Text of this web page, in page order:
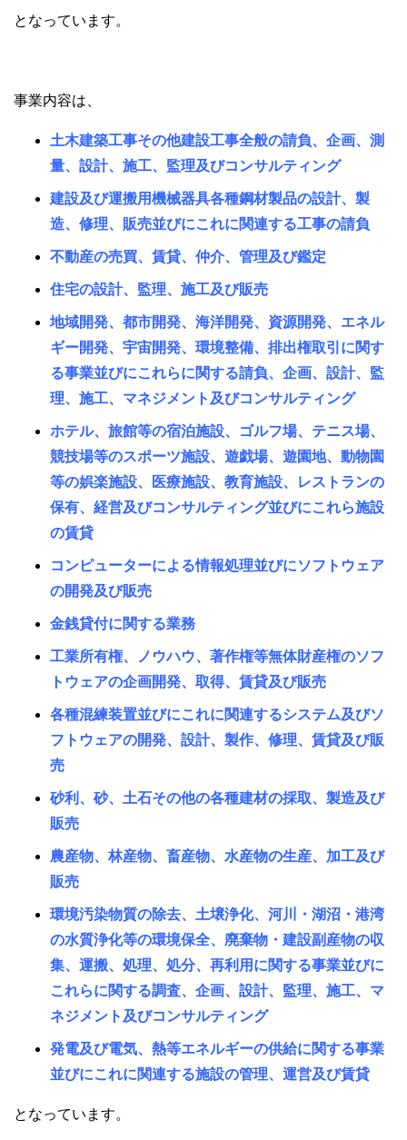
となっています。
事業内容は、
土木建築工事その他建設工事全般の請負、企画、測
量、設計、施工、監理及びコンサルティング
建設及び運搬用機械器具各種鋼材製品の設計、製
造、修理、販売並びにこれに関連する工事の請負
不動産の売買、賃貸、仲介、管理及び鑑定
住宅の設計、監理、施工及び販売
地域開発、都市開発、海洋開発、資源開発、エネル
ギー開発、宇宙開発、環境整備、排出権取引に関す
る事業並びにこれらに関する請負、企画、設計、監
理、施工、マネジメント及びコンサルティング
ホテル、旅館等の宿泊施設、ゴルフ場、テニス場、
競技場等のスポーツ施設、遊戯場、遊園地、動物園
等の娯楽施設、医療施設、教育施設、レストランの
保有、経営及びコンサルティング並びにこれら施設
の賃貸
コンピューターによる情報処理並びにソフトウェア
の開発及び販売
金銭貸付に関する業務
工業所有権、ノウハウ、著作権等無体財産権のソフ
トウェアの企画開発、取得、賃貸及び販売
各種混練装置並びにこれに関連するシステム及びソ
フトウェアの開発、設計、製作、修理、賃貸及び販
売
砂利、砂、土石その他の各種建材の採取、製造及び
販売
農産物、林産物、畜産物、水産物の生産、加工及び
販売
環境汚染物質の除去、土壌浄化、河川・湖沼・港湾
の水質浄化等の環境保全、廃棄物・建設副産物の収
集、運搬、処理、処分、再利用に関する事業並びに
これらに関する調査、企画、設計、監理、施工、マ
ネジメント及びコンサルティング
発電及び電気、熱等エネルギーの供給に関する事業
並びにこれに関連する施設の管理、運営及び賃貸
となっています。